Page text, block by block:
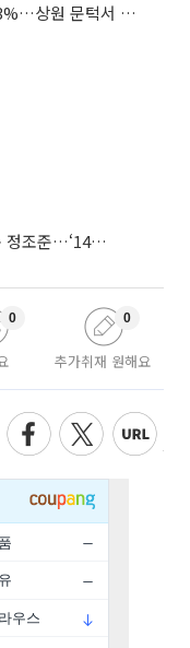
美 클래리티 법안 연내 통과 가능성 13%…상원 문턱서 제동
싹쓸이 노린다
0
추가취재 원해요
0